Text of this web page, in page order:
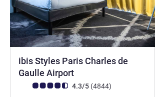
ibis Styles Paris Charles de
Gaulle Airport
Classificação clientes Avis (Classificação
4.3/5 (4844comentários
)